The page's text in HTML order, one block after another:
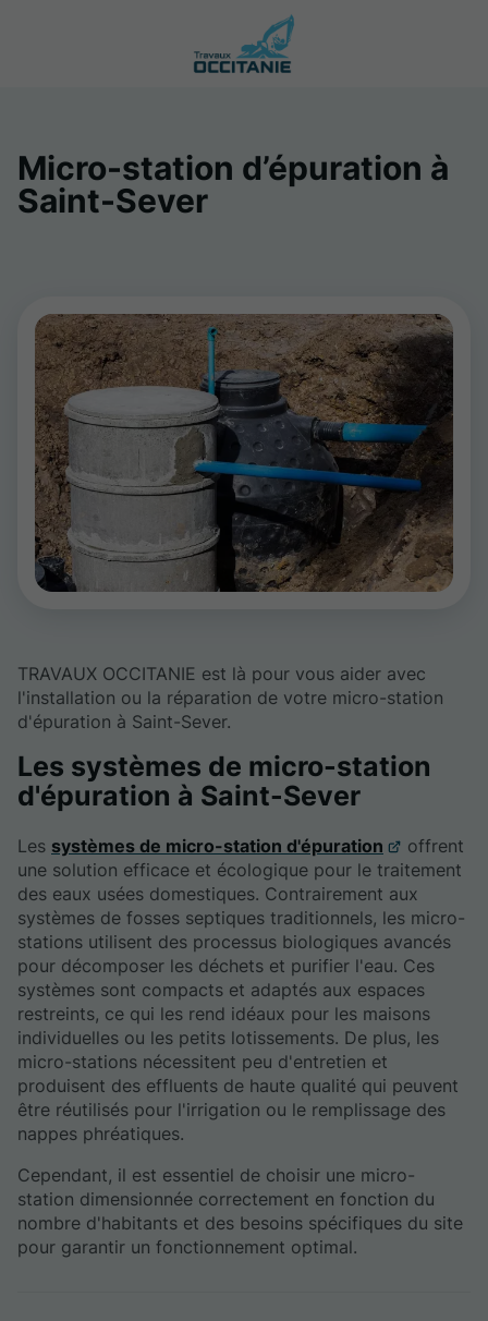
Micro-station d’épuration à
Saint-Sever
TRAVAUX OCCITANIE est là pour vous aider avec
l'installation ou la réparation de votre micro-station
d'épuration à Saint-Sever.
Les systèmes de micro-station
d'épuration à Saint-Sever
Les systèmes de micro-station d'épuration
offrent
une solution efficace et écologique pour le traitement
des eaux usées domestiques. Contrairement aux
systèmes de fosses septiques traditionnels, les micro-
stations utilisent des processus biologiques avancés
pour décomposer les déchets et purifier l'eau. Ces
systèmes sont compacts et adaptés aux espaces
restreints, ce qui les rend idéaux pour les maisons
individuelles ou les petits lotissements. De plus, les
micro-stations nécessitent peu d'entretien et
produisent des effluents de haute qualité qui peuvent
être réutilisés pour l'irrigation ou le remplissage des
nappes phréatiques.
Cependant, il est essentiel de choisir une micro-
station dimensionnée correctement en fonction du
nombre d'habitants et des besoins spécifiques du site
pour garantir un fonctionnement optimal.